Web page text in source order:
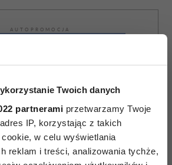
Twoich danych
partnerami przetwarzamy Twoje
IP, korzystając z takich
w celu wyświetlania
reklam i treści, analizowania tychże,
AUTOPROMOCJA